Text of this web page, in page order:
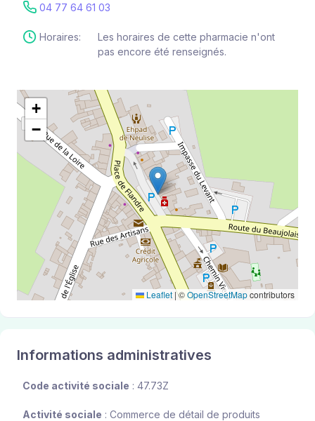
04 77 64 61 03
Horaires:
Les horaires de cette pharmacie n'ont
pas encore été renseignés.
+
−
Leaflet |©OpenStreetMapcontributors
Informations administratives
Code activité sociale : 47.73Z
Activité sociale : Commerce de détail de produits